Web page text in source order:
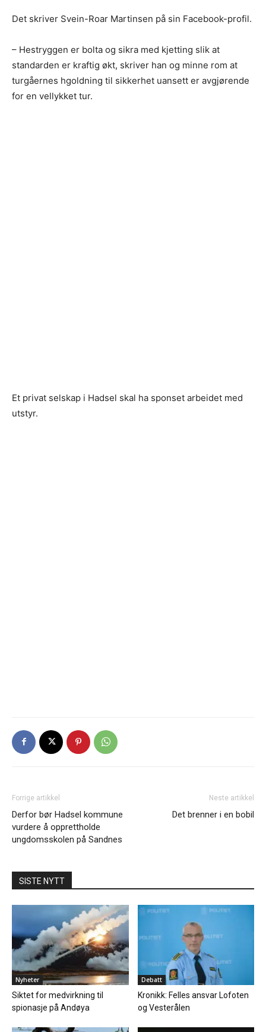
Det skriver Svein-Roar Martinsen på sin Facebook-profil.
– Hestryggen er bolta og sikra med kjetting slik at
standarden er kraftig økt, skriver han og minne rom at
turgåernes hgoldning til sikkerhet uansett er avgjørende
for en vellykket tur.
Et privat selskap i Hadsel skal ha sponset arbeidet med
utstyr.
Forrige artikkel
Derfor bør Hadsel kommune
vurdere å opprettholde
ungdomsskolen på Sandnes
Neste artikkel
Det brenner i en bobil
SISTE NYTT
Nyheter
Siktet for medvirkning til
spionasje på Andøya
Debatt
Kronikk: Felles ansvar Lofoten
og Vesterålen